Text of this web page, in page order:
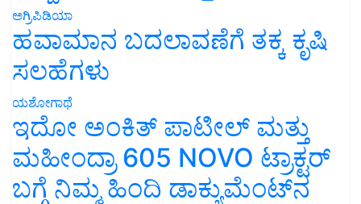
ಅಗ್ರಿಪಿಡಿಯಾ
ಹವಾಮಾನ ಬದಲಾವಣೆಗೆ ತಕ್ಕ ಕೃಷಿ
ಸಲಹೆಗಳು
ಯಶೋಗಾಥೆ
ಇದೋ ಅಂಕಿತ್ ಪಾಟೀಲ್ ಮತ್ತು
ಮಹೀಂದ್ರಾ 605 NOVO ಟ್ರಾಕ್ಟರ್
ಬಗ್ಗೆ ನಿಮ್ಮ ಹಿಂದಿ ಡಾಕ್ಯುಮೆಂಟ್‌ನ